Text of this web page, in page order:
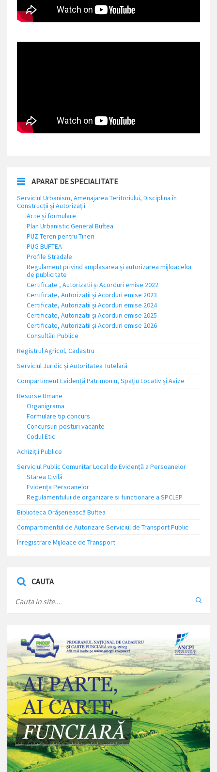
APARAT DE SPECIALITATE
Serviciul Urbanism, Amenajarea Teritoriului, Disciplina în
Construcții și Autorizații
Acte și formulare
Plan Urbanistic General Buftea
PUZ Teren pentru Tineri
PUG BUFTEA
Profile Stradale
Regulament privind amplasarea și autorizarea mijloacelor
de publicitate
Certificate , Autorizatii și Acorduri emise 2022
Certificate, Autorizatii și Acorduri emise 2023
Certificate, Autorizatii și Acorduri emise 2024
Certificate, Autorizatii și Acorduri emise 2025
Certificate, Autorizatii și Acorduri emise 2026
Consultări Publice
Registrul Agricol, Cadastru
Serviciul Juridic și Autoritatea Tutelară
Compartiment Evidență Patrimoniu, Spațiu Locativ și Avize
Resurse Umane
Organigrama
Formulare tip concurs
Concursuri posturi vacante
Codul Etic
Achiziții Publice
Serviciul Public Comunitar Local de Evidență a Persoanelor
Starea Civilă
Evidența Persoanelor
Regulamentului de organizare si functionare a SPCLEP
Biblioteca Orășenească Buftea
Compartimentul de Autorizare Serviciul de Transport Public
Înregistrare Mijloace de Transport
CAUTA